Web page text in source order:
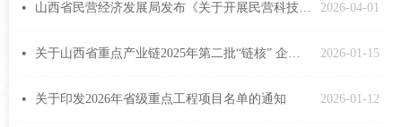
2026-04-01
넷 山西省民营经济发展局发布《关于开展民营科技领军企业和新锐企业评价活动的通知》
2026-01-15
넷 关于山西省重点产业链2025年第二批“链核” 企业名单的公示
2026-01-12
넷 关于印发2026年省级重点工程项目名单的通知